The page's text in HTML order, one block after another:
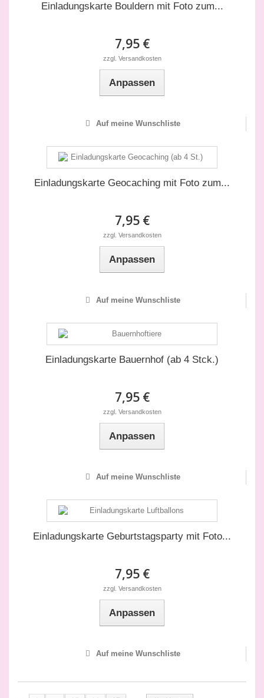
Einladungskarte Bouldern mit Foto zum...
7,95 €
zzgl. Versandkosten
Anpassen
Auf meine Wunschliste
Einladungskarte Geocaching mit Foto zum...
7,95 €
zzgl. Versandkosten
Anpassen
Auf meine Wunschliste
Einladungskarte Bauernhof (ab 4 Stck.)
7,95 €
zzgl. Versandkosten
Anpassen
Auf meine Wunschliste
Einladungskarte Geburtstagsparty mit Foto...
7,95 €
zzgl. Versandkosten
Anpassen
Auf meine Wunschliste